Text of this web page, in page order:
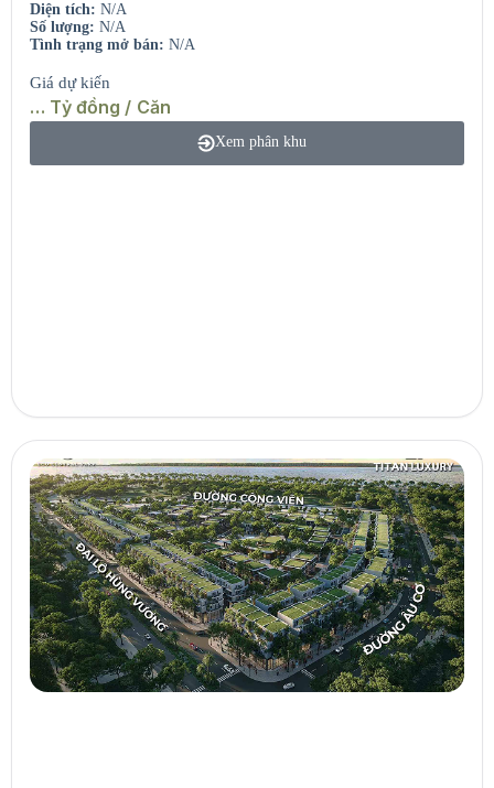
Diện tích: N/A
Số lượng: N/A
Tình trạng mở bán: N/A
Giá dự kiến
… Tỷ đồng / Căn
Xem phân khu